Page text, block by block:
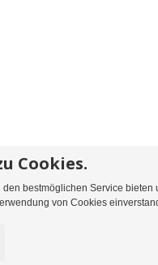
und Rücksendungen
KG | Telefon: +43 1 416 44 55-0 |
Cookies.
den bestmöglichen Service
von Cookies